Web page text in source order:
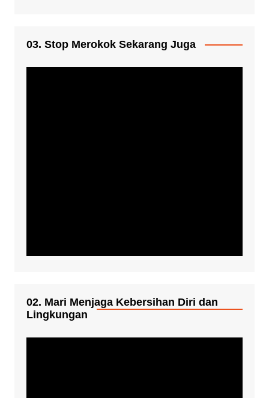
03. Stop Merokok Sekarang Juga
02. Mari Menjaga Kebersihan Diri dan
Lingkungan